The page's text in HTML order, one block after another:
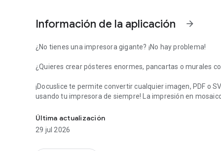
Información de la aplicación arrow_forward
¿No tienes una impresora gigante? ¡No hay problema!
¿Quieres crear pósteres enormes, pancartas o murales
¡Docuslice te permite convertir cualquier imagen, PDF o
usando tu impresora de siempre! La impresión en
Así es como funciona:
- Elige tu diseño:
Última actualización
29 jul 2026